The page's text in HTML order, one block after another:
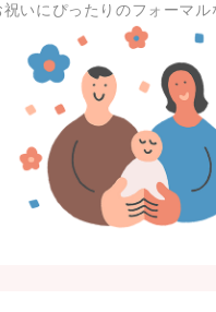
祝いにぴったりのフォーマル